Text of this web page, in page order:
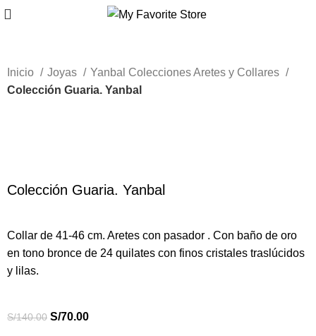
Inicio Joyas
Yanbal Colecciones Aretes y Collares
Colección Guaria. Yanbal
Colección Guaria. Yanbal
Collar de 41-46 cm. Aretes con pasador . Con baño de oro
en tono bronce de 24 quilates con finos cristales traslúcidos
y lilas.
S/140.00 S/70.00